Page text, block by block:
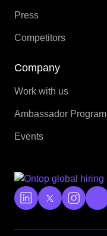
Press
Competitors
Company
Work with us
Ambassador Program
Events